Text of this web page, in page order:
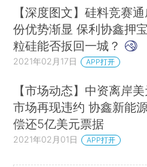
【深度图文】硅料竞赛
份优势渐显 保利协鑫押
粒硅能否扳回一城？
2021年02月17日 APP打开
【市场动态】中资离岸
市场再现违约 协鑫新能
偿还5亿美元票据
2021年02月01日 APP打开